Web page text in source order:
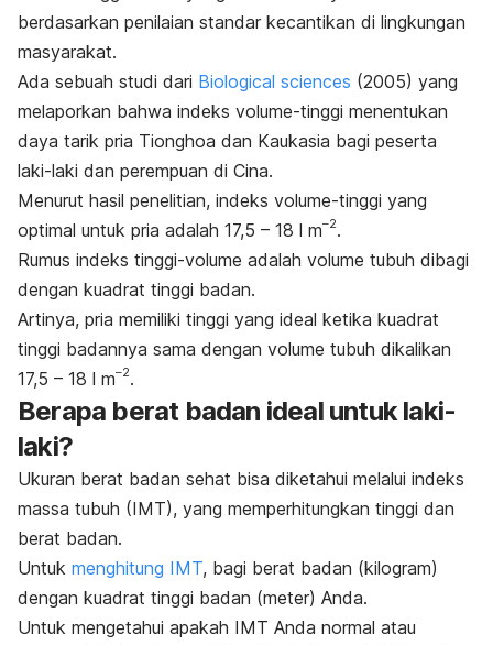
berdasarkan penilaian standar kecantikan di lingkungan
masyarakat.
Ada sebuah studi dari Biological sciences (2005) yang
melaporkan bahwa indeks volume-tinggi menentukan
daya tarik pria Tionghoa dan Kaukasia bagi peserta
laki-laki dan perempuan di Cina.
Menurut hasil penelitian, indeks volume-tinggi yang
optimal untuk pria adalah 17,5 – 18 l m–2.
Rumus indeks tinggi-volume adalah volume tubuh dibagi
dengan kuadrat tinggi badan.
Artinya, pria memiliki tinggi yang ideal ketika kuadrat
tinggi badannya sama dengan volume tubuh dikalikan
17,5 – 18 l m–2.
Berapa berat badan ideal untuk laki-
laki?
Ukuran berat badan sehat bisa diketahui melalui indeks
massa tubuh (IMT), yang memperhitungkan tinggi dan
berat badan.
Untuk menghitung IMT, bagi berat badan (kilogram)
dengan kuadrat tinggi badan (meter) Anda.
Untuk mengetahui apakah IMT Anda normal atau